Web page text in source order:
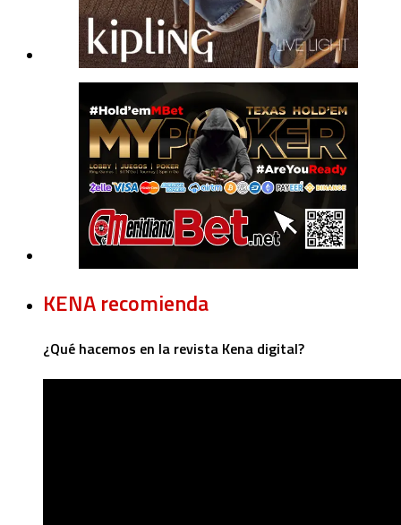
KENA recomienda
¿Qué hacemos en la revista Kena digital?